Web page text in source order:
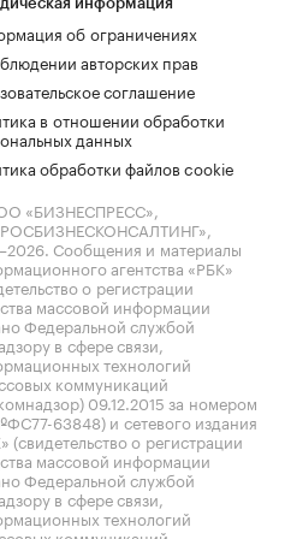
об ограничениях
авторских прав
соглашение
в отношении обработки
данных
обработки файлов cookie
«БИЗНЕСПРЕСС»,
. Сообщения и материалы
агентства «РБК»
о регистрации
массовой информации
Федеральной службой
в сфере связи,
технологий
коммуникаций
09.12.2015 за номером
63848) и сетевого издания
(свидетельство о регистрации
массовой информации
Федеральной службой
в сфере связи,
технологий